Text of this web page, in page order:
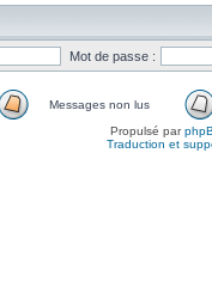
Mot de passe :
Messages non lus
Propulsé par
Traduction et